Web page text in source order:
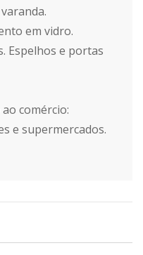
em vidro.
Espelhos e portas
comércio:
e supermercados.